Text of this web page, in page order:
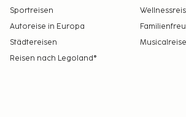
Sportreisen
Autoreise in Europa
Städtereisen
Reisen nach Legoland®